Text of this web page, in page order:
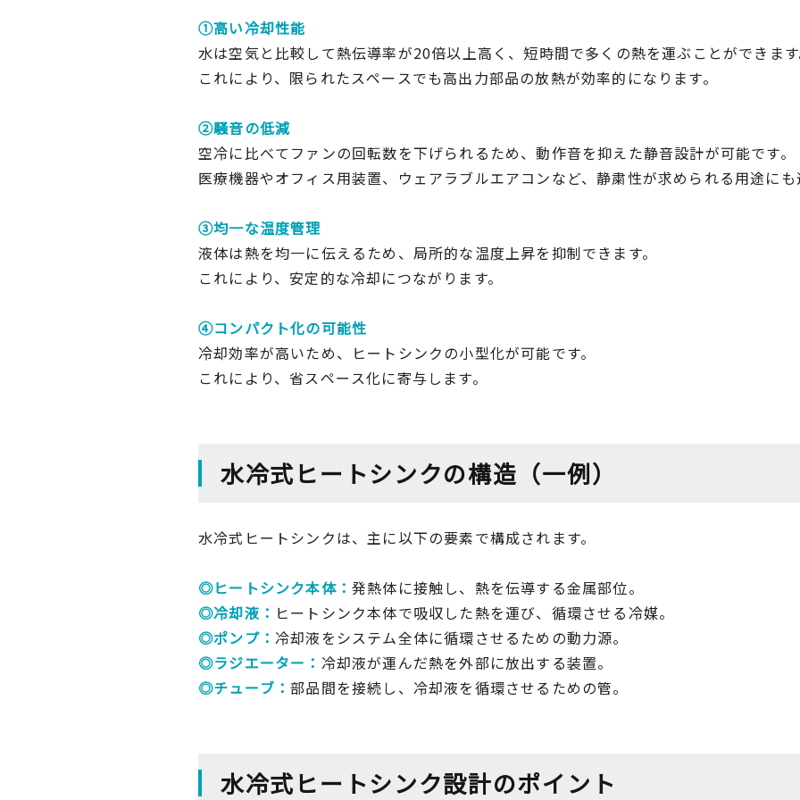
①高い冷却性能
水は空気と比較して熱伝導率が20倍以上高く、短時間で多くの熱を運ぶことができます
これにより、限られたスペースでも高出力部品の放熱が効率的になります。
②騒音の低減
空冷に比べてファンの回転数を下げられるため、動作音を抑えた静音設計が可能です。
医療機器やオフィス用装置、ウェアラブルエアコンなど、静粛性が求められる用途にも
③均一な温度管理
液体は熱を均一に伝えるため、局所的な温度上昇を抑制できます。
これにより、安定的な冷却につながります。
④コンパクト化の可能性
冷却効率が高いため、ヒートシンクの小型化が可能です。
これにより、省スペース化に寄与します。
水冷式ヒートシンクの構造（一例）
水冷式ヒートシンクは、主に以下の要素で構成されます。
◎ヒートシンク本体： 発熱体に接触し、熱を伝導する金属部位。
◎冷却液： ヒートシンク本体で吸収した熱を運び、循環させる冷媒。
◎ポンプ： 冷却液をシステム全体に循環させるための動力源。
◎ラジエーター： 冷却液が運んだ熱を外部に放出する装置。
◎チューブ：部品間を接続し、冷却液を循環させるための管。
水冷式ヒートシンク設計のポイント